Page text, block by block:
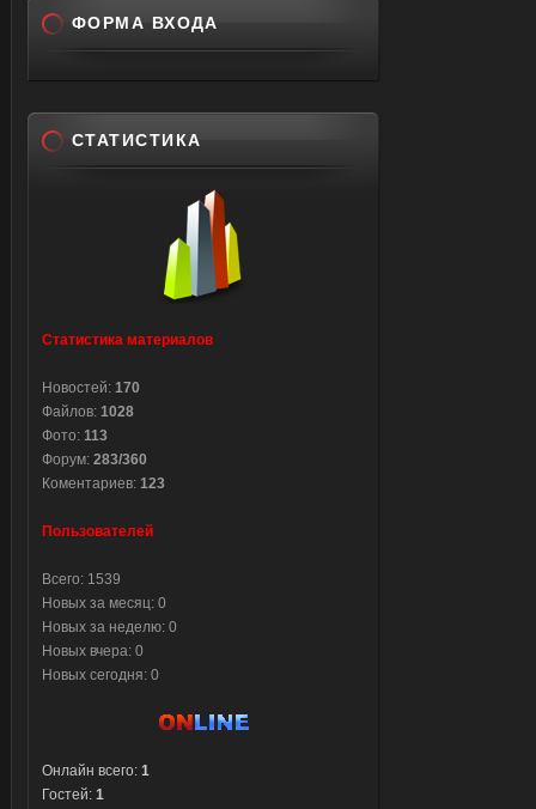
ФОРМА ВХОДА
СТАТИСТИКА
Статистика материалов
Новостей: 170
Файлов: 1028
Фото: 113
Форум: 283/360
Коментариев: 123
Пользователей
Всего: 1539
Новых за месяц: 0
Новых за неделю: 0
Новых вчера: 0
Новых сегодня: 0
Онлайн всего: 1
Гостей: 1